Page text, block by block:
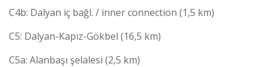
C4b: Dalyan iç bağl. / inner connection (1,5 km)
C5: Dalyan-Kapız-Gökbel (16,5 km)
C5a: Alanbaşı şelalesi (2,5 km)